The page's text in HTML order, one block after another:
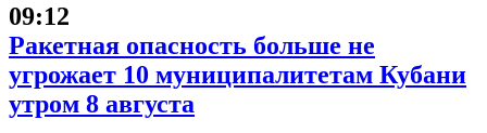
09:12
Ракетная опасность больше не
угрожает 10 муниципалитетам Кубани
утром 8 августа